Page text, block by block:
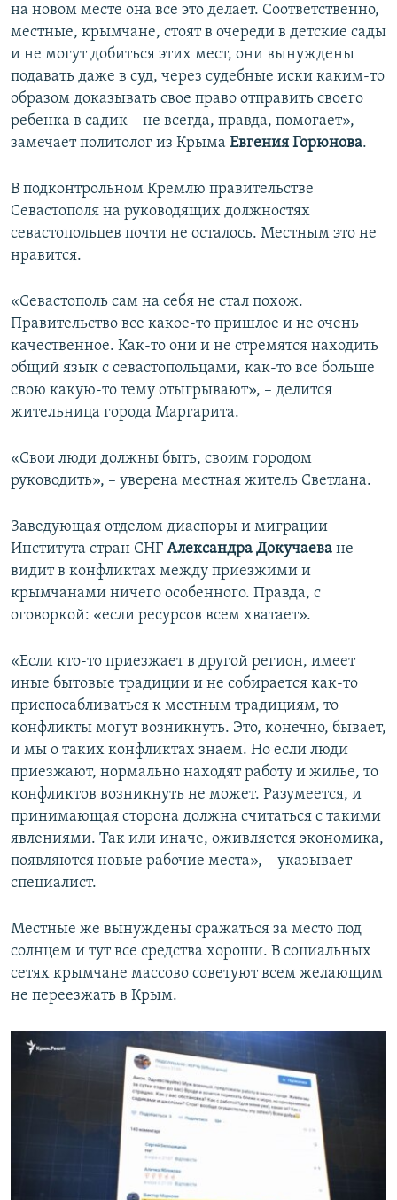
на новом месте она все это делает. Соответственно,
местные, крымчане, стоят в очереди в детские сады
и не могут добиться этих мест, они вынуждены
подавать даже в суд, через судебные иски каким-то
образом доказывать свое право отправить своего
ребенка в садик – не всегда, правда, помогает», –
замечает политолог из Крыма Евгения Горюнова.
В подконтрольном Кремлю правительстве
Севастополя на руководящих должностях
севастопольцев почти не осталось. Местным это не
нравится.
«Севастополь сам на себя не стал похож.
Правительство все какое-то пришлое и не очень
качественное. Как-то они и не стремятся находить
общий язык с севастопольцами, как-то все больше
свою какую-то тему отыгрывают», – делится
жительница города Маргарита.
«Свои люди должны быть, своим городом
руководить», – уверена местная житель Светлана.
Заведующая отделом диаспоры и миграции
Института стран СНГ Александра Докучаева не
видит в конфликтах между приезжими и
крымчанами ничего особенного. Правда, с
оговоркой: «если ресурсов всем хватает».
«Если кто-то приезжает в другой регион, имеет
иные бытовые традиции и не собирается как-то
приспосабливаться к местным традициям, то
конфликты могут возникнуть. Это, конечно, бывает,
и мы о таких конфликтах знаем. Но если люди
приезжают, нормально находят работу и жилье, то
конфликтов возникнуть не может. Разумеется, и
принимающая сторона должна считаться с такими
явлениями. Так или иначе, оживляется экономика,
появляются новые рабочие места», – указывает
специалист.
Местные же вынуждены сражаться за место под
солнцем и тут все средства хороши. В социальных
сетях крымчане массово советуют всем желающим
не переезжать в Крым.